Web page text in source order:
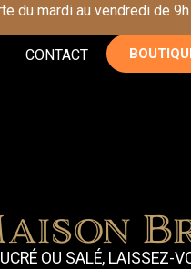
du mardi au vendredi de
CONTACT
OU SALÉ, LAISSEZ-